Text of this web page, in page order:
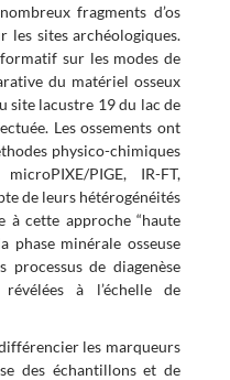
fragments d’os
les sites archéologiques.
sur les modes de
du matériel osseux
site lacustre 19 du lac de
Les ossements ont
physico-chimiques
PIGE, IR-FT,
de leurs hétérogénéités
à cette approche “haute
phase minérale osseuse
de diagenèse
à l’échelle de
les marqueurs
des échantillons et de